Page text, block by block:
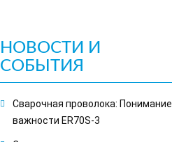
НОВОСТИ И
СОБЫТИЯ
Сварочная проволока: Понимание
важности ER70S-3